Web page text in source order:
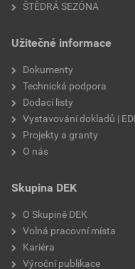
ŠTĚDRÁ SEZÓNA
Užitečné informace
Dokumenty
Technická podpora
Dodací listy
Vystavování dokladů | EDI
Projekty a granty
O nás
Skupina DEK
O Skupině DEK
Volná pracovní místa
Kariéra
Výroční publikace